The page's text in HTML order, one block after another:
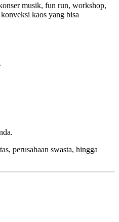
musik, fun run, workshop,
kaos yang bisa
perusahaan swasta, hingga